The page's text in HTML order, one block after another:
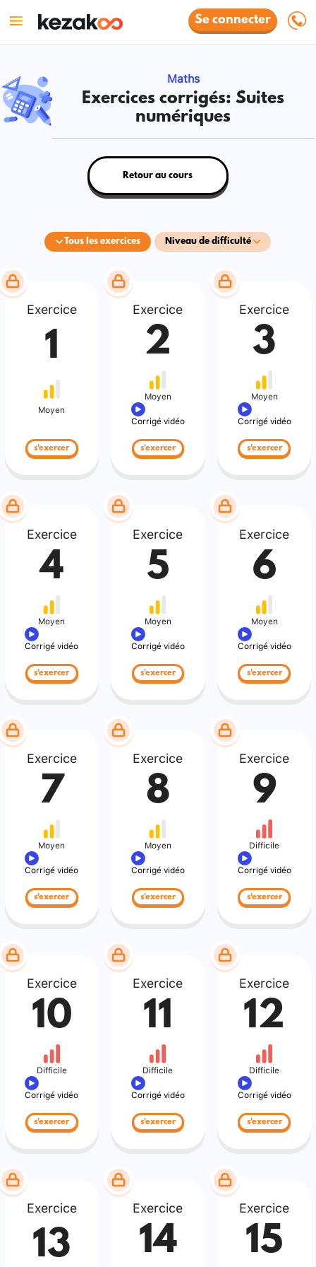
Se connecter
Maths
Exercices corrigés: Suites
numériques
Tous les exercices Niveau de difficulté
Retour au cours
Exercice
1
Moyen
s'exercer
Exercice
2
Moyen
Corrigé vidéo
s'exercer
Exercice
3
Moyen
Corrigé vidéo
s'exercer
Exercice
4
Moyen
Corrigé vidéo
s'exercer
Exercice
5
Moyen
Corrigé vidéo
s'exercer
Exercice
6
Moyen
Corrigé vidéo
s'exercer
Exercice
7
Moyen
Corrigé vidéo
s'exercer
Exercice
8
Moyen
Corrigé vidéo
s'exercer
Exercice
9
Difficile
Corrigé vidéo
s'exercer
Exercice
10
Difficile
Corrigé vidéo
s'exercer
Exercice
11
Difficile
Corrigé vidéo
s'exercer
Exercice
12
Difficile
Corrigé vidéo
s'exercer
Exercice
13
Exercice
14
Exercice
15